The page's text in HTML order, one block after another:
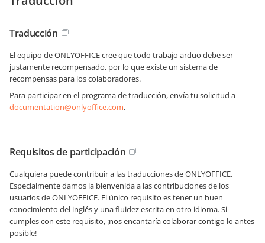
Traducción
El equipo de ONLYOFFICE cree que todo trabajo arduo debe ser
justamente recompensado, por lo que existe un sistema de
recompensas para los colaboradores.
Para participar en el programa de traducción, envía tu solicitud a
documentation@onlyoffice.com.
Requisitos de participación
Cualquiera puede contribuir a las traducciones de ONLYOFFICE.
Especialmente damos la bienvenida a las contribuciones de los
usuarios de ONLYOFFICE. El único requisito es tener un buen
conocimiento del inglés y una fluidez escrita en otro idioma. Si
cumples con este requisito, ¡nos encantaría colaborar contigo lo antes
posible!